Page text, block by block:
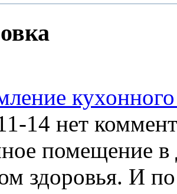
14 нет
помещение в
здоровья. И